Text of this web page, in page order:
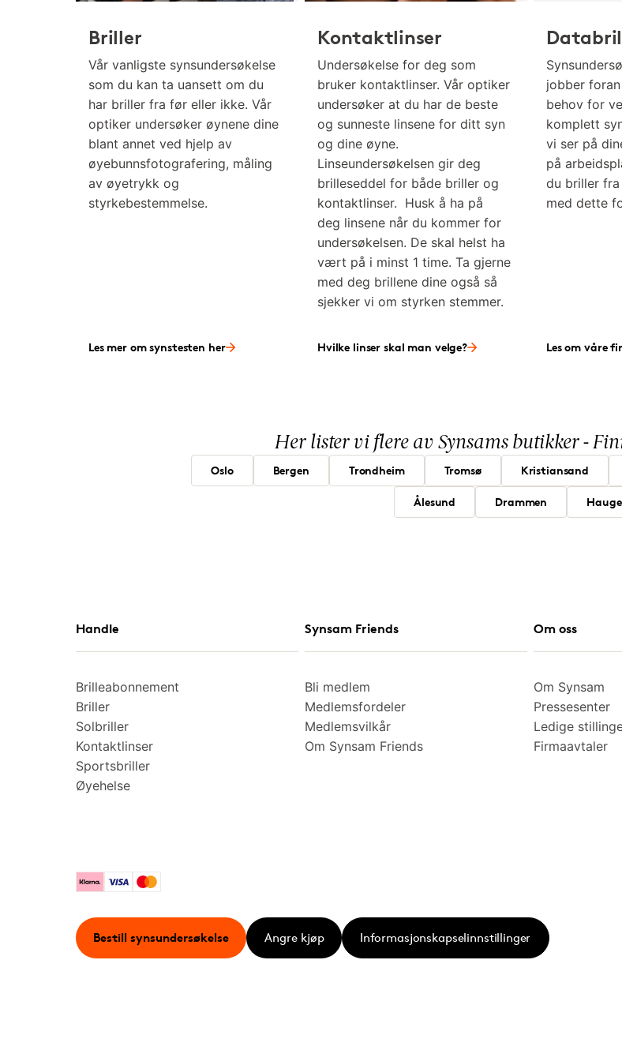
Briller
Vår vanligste synsundersøkelse
som du kan ta uansett om du
har briller fra før eller ikke. Vår
optiker undersøker øynene dine
blant annet ved hjelp av
øyebunnsfotografering, måling
av øyetrykk og
styrkebestemmelse.
Les mer om synstesten her
Kontaktlinser
Undersøkelse for deg som
bruker kontaktlinser. Vår optiker
undersøker at du har de beste
og sunneste linsene for ditt syn
og dine øyne.
Linseundersøkelsen gir deg
brilleseddel for både briller og
kontaktlinser. Husk å ha på
deg linsene når du kommer for
undersøkelsen. De skal helst ha
vært på i minst 1 time. Ta gjerne
med deg brillene dine også så
sjekker vi om styrken stemmer.
Hvilke linser skal man velge?
jobber
behov for
komplett
vi ser på
på
du briller
med dette
Les om våre
Her lister vi flere av Synsams butikker -
Oslo Bergen Trondheim Tromsø Kristiansand
Ålesund Drammen
Handle
Brilleabonnement
Briller
Solbriller
Kontaktlinser
Sportsbriller
Øyehelse
Synsam Friends
Bli medlem
Medlemsfordeler
Medlemsvilkår
Om Synsam Friends
Om oss
Om Synsam
Pressesenter
Ledige
Firmaavtaler
KlarnaVisa Mastercard
Bestill synsundersøkelse Angre kjøp Informasjonskapselinnstillinger